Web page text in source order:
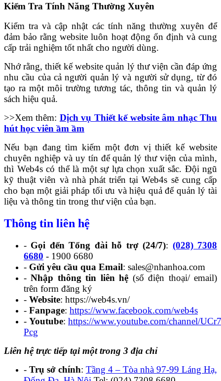
Kiểm Tra Tính Năng Thường Xuyên
Kiểm tra và cập nhật các tính năng thường xuyên để
đảm bảo rằng website luôn hoạt động ổn định và cung
cấp trải nghiệm tốt nhất cho người dùng.
Nhớ rằng, thiết kế website quản lý thư viện cần đáp ứng
nhu cầu của cả người quản lý và người sử dụng, từ đó
tạo ra một môi trường tương tác, thông tin và quản lý
sách hiệu quả.
>>Xem thêm: Dịch vụ Thiết kế website âm nhạc Thu
hút học viên ầm ầm
Nếu bạn đang tìm kiếm một đơn vị thiết kế website
chuyên nghiệp và uy tín để quản lý thư viện của mình,
thì Web4s có thể là một sự lựa chọn xuất sắc. Đội ngũ
kỹ thuật viên và nhà phát triển tại Web4s sẽ cung cấp
cho bạn một giải pháp tối ưu và hiệu quả để quản lý tài
liệu và thông tin trong thư viện của bạn.
Thông tin liên hệ
- Gọi đến Tổng đài hỗ trợ (24/7): (028) 7308
6680 - 1900 6680
- Gửi yêu cầu qua Email: sales@nhanhoa.com
-Nhập thông tin liên hệ (số điện thoại/ email)
trên form đăng ký
- Website: https://web4s.vn/
- Fanpage: https://www.facebook.com/web4s
- Youtube: https://www.youtube.com/channel/
Pcg
Liên hệ trực tiếp tại một trong 3 địa chỉ
- Trụ sở chính: Tầng 4 – Tòa nhà 97-99 Láng Hạ,